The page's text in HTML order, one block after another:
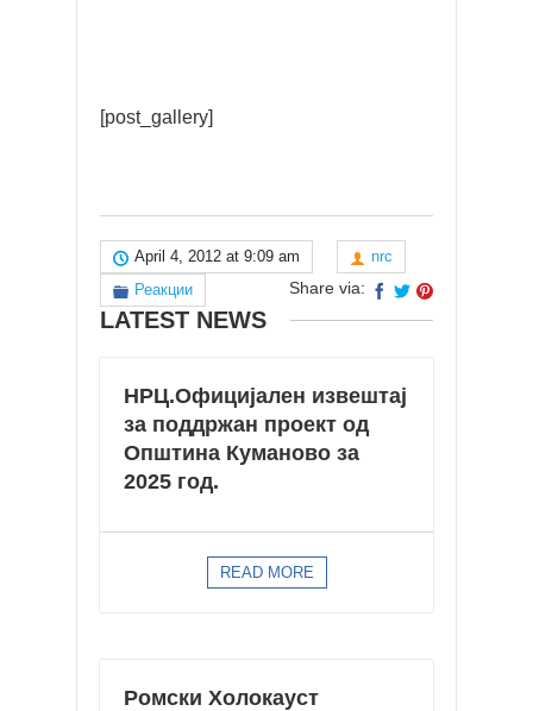
[post_gallery]
April 4, 2012 at 9:09 am
nrc
Реакции
Share via:
LATEST NEWS
НРЦ.Официјaлен извештај
за поддржан проект од
Општина Куманово за
2025 год.
READ MORE
Ромски Холокауст